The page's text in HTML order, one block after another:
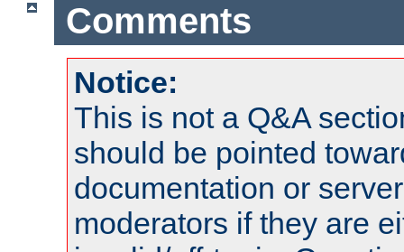
Comments
Notice:
This is not a Q&A
should be pointed
documentation or
moderators if they are